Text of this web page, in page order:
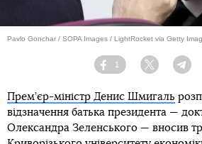
Telegram